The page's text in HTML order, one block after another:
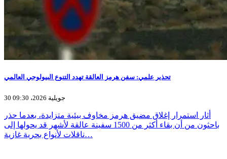
تحذير علمي: سفن هرمز العالقة تهدد التنوع البيولوجي العالمي
30 جويلية 2026، 09:30
أثار استمرار إغلاق مضيق هرمز مخاوف بيئية متزايدة، بعدما حذر
باحثون من أن بقاء أكثر من 1500 سفينة عالقة لأشهر قد يحولها إلى
ناقلات لأنواع بحرية غازية…